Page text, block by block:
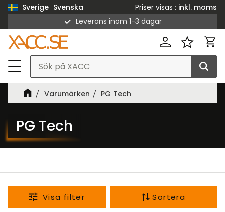
Sverige Svenska Priser visas
inkl. moms
Leverans inom 1-3 dagar
PG Tech
Varumärken PG Tech
Sortera